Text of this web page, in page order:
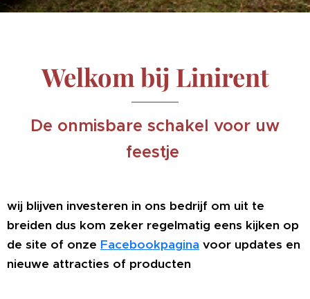
Welkom bij Linirent
De onmisbare schakel voor uw
feestje
wij blijven investeren in ons bedrijf om uit te
breiden dus kom zeker regelmatig eens kijken op
de site of onze Facebookpagina voor updates en
nieuwe attracties of producten